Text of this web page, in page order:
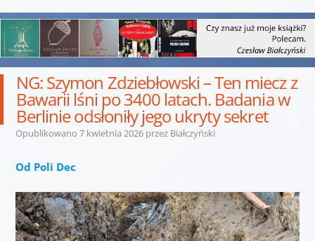
NG: Szymon Zdziebłowski – Ten miecz z
Bawarii lśni po 3400 latach. Badania w
Berlinie odsłoniły jego ukryty sekret
Opublikowano 7 kwietnia 2026przez Białczyński
Od Poli Dec